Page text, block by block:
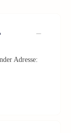
Adresse: